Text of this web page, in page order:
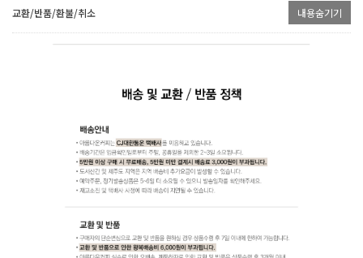
교환/반품/환불/취소 내용숨기기